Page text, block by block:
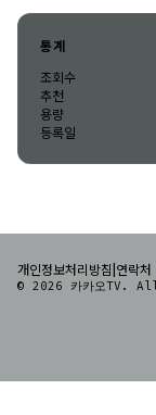
통계
조회수
추천
용량
등록일
개인정보처리방침 연락처
© 2026 카카오TV.